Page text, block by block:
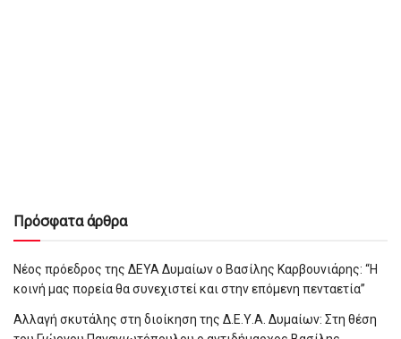
Πρόσφατα άρθρα
Νέος πρόεδρος της ΔΕΥΑ Δυμαίων ο Βασίλης Καρβουνιάρης: “Η
κοινή μας πορεία θα συνεχιστεί και στην επόμενη πενταετία”
Αλλαγή σκυτάλης στη διοίκηση της Δ.Ε.Υ.Α. Δυμαίων: Στη θέση